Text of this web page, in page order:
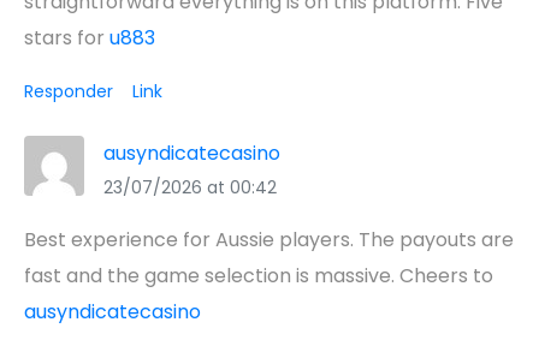
stars for u883
Responder Link
ausyndicatecasino
23/07/2026 at 00:42
Best experience for Aussie players. The payouts are
fast and the game selection is massive. Cheers to
ausyndicatecasino